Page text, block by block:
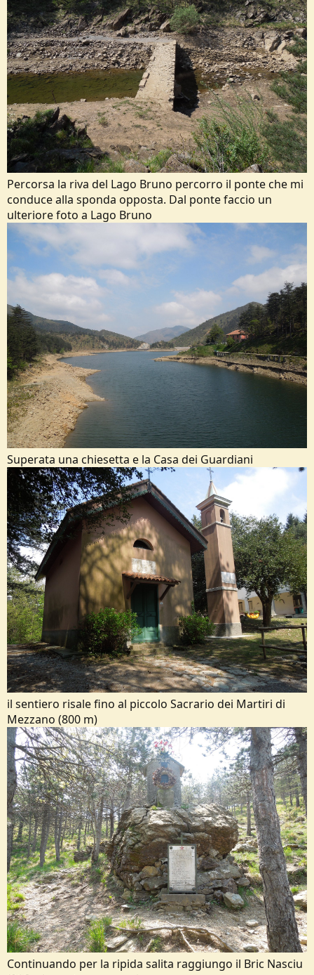
Percorsa la riva del Lago Bruno percorro il ponte che mi
conduce alla sponda opposta. Dal ponte faccio un
ulteriore foto a Lago Bruno
Superata una chiesetta e la Casa dei Guardiani
il sentiero risale fino al piccolo Sacrario dei Martiri di
Mezzano (800 m)
Continuando per la ripida salita raggiungo il Bric Nasciu